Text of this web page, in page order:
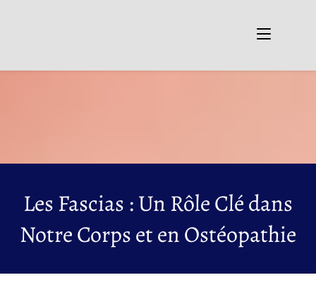
Les Fascias : Un Rôle Clé dans
Notre Corps et en Ostéopathie